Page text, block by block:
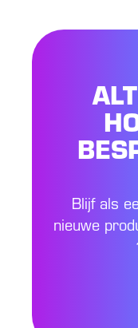
Blijf als
nieuwe